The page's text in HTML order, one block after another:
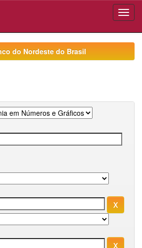
do Nordeste do Brasil